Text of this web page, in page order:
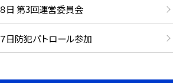
８日 第3回運営委員会
日防犯パトロール参加